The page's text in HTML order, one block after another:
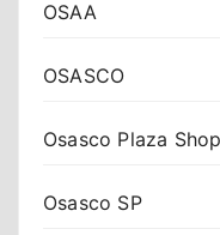
OSAA
OSASCO
Osasco Plaza
Osasco SP